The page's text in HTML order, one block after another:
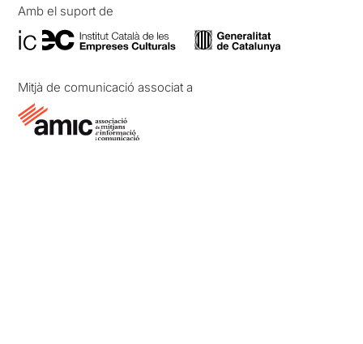
Amb el suport de
Mitjà de comunicació associat a